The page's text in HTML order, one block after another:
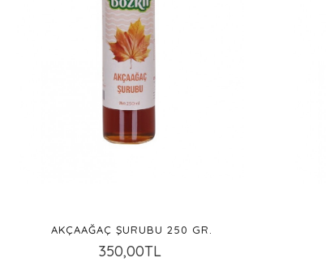
AKÇAAĞAÇ ŞURUBU 250 GR.
350,00TL